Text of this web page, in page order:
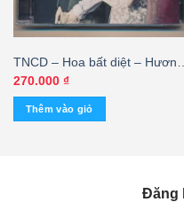
TNCD – Hoa bất diệt – Hương
Thủy – Thu Phương – Duy
Trường
270.000 ₫
Thêm vào giỏ
Đăng